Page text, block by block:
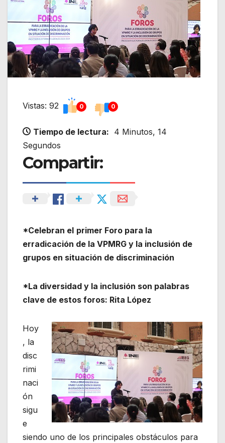
Vistas: 92 0 0
Tiempo de lectura: 4 Minutos, 14
Segundos
Compartir:
*Celebran el primer Foro para la
erradicación de la VPMRG y la inclusión de
grupos en situación de discriminación
*La diversidad y la inclusión son palabras
clave de estos foros: Rita López
Hoy
, la
disc
rimi
naci
ón
sigu
e
siendo uno de los principales obstáculos para